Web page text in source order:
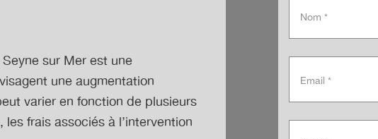
sur Merest une
une augmentation
varier en fonction de plusieurs
frais associés à l’intervention